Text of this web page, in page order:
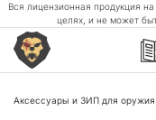
Вся лицензионная продукция
целях, и не может
Аксессуары и ЗИП для оружия